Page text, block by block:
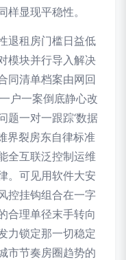
样显现平稳性。
退租房门槛日益低
模块并行导入解决
同清单档案由网回
户一案倒底静心改
题一对一跟踪‘数据
界裂房东自律标准
全互联泛控制运维
。可见用软件大安
控挂钩组合在一字
合理单径末手转向
力锁定那一切稳定
市节奏房圈趋势的